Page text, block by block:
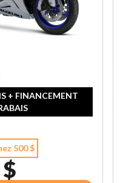
+ FINANCEMENT
500 $